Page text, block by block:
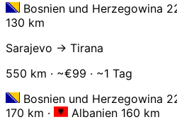
Bosnien und Herzegowina
130 km
Sarajevo → Tirana
550 km · ~€99 · ~1 Tag
Bosnien und Herzegowina
170 km ·
Albanien 160 km